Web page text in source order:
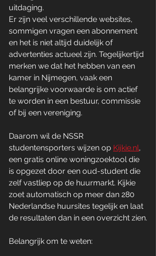
uitdaging.
Er zijn veel verschillende websites,
sommigen vragen een abonnement
en het is niet altijd duidelijk of
advertenties actueel zijn. Tegelijkertijd
merken we dat het hebben van een
kamer in Nijmegen, vaak een
belangrijke voorwaarde is om actief
te worden in een bestuur, commissie
of bij een vereniging.
Daarom wil de NSSR
studentensporters wijzen op Kijkie.nl,
een gratis online woningzoektool die
is opgezet door een oud-student die
zelf vastliep op de huurmarkt. Kijkie
zoet automatisch op meer dan 280
Nederlandse huursites tegelijk en laat
de resultaten dan in een overzicht zien.
Belangrijk om te weten: